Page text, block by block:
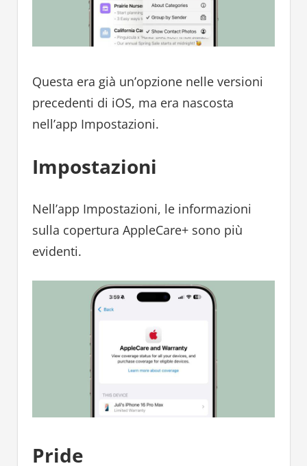
Questa era già un’opzione nelle versioni
precedenti di iOS, ma era nascosta
nell’app Impostazioni.
Impostazioni
Nell’app Impostazioni, le informazioni
sulla copertura AppleCare+ sono più
evidenti.
Pride